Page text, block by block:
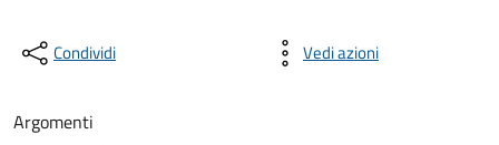
Condividi Vedi azioni
Argomenti